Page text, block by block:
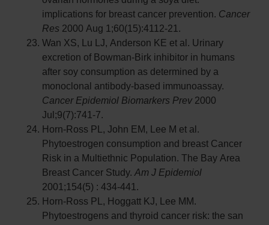
implications for breast cancer prevention. Cancer
Res 2000 Aug 1;60(15):4112-21.
Wan XS, Lu LJ, Anderson KE et al. Urinary
excretion of Bowman-Birk inhibitor in humans
after soy consumption as determined by a
monoclonal antibody-based immunoassay.
Cancer Epidemiol Biomarkers Prev2000
Jul;9(7):741-7.
Horn-Ross PL, John EM, Lee M et al.
Phytoestrogen consumption and breast Cancer
Risk in a Multiethnic Population. The Bay Area
Breast Cancer Study.Am J Epidemiol
2001;154(5) : 434-441.
Horn-Ross PL, Hoggatt KJ, Lee MM.
Phytoestrogens and thyroid cancer risk: the san